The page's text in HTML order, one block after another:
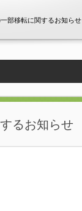
部移転に関するお知らせ
るお知らせ